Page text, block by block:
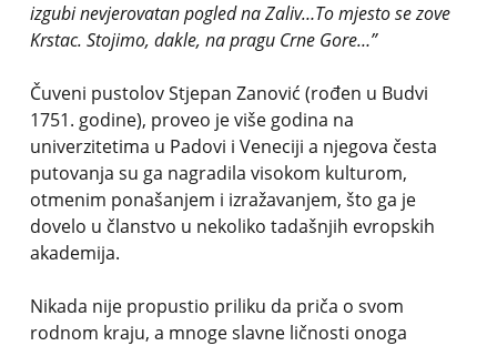
izgubi nevjerovatan pogled na Zaliv…To mjesto se zove
Krstac. Stojimo, dakle, na pragu Crne Gore…”
Čuveni pustolov Stjepan Zanović (rođen u Budvi
1751. godine), proveo je više godina na
univerzitetima u Padovi i Veneciji a njegova česta
putovanja su ga nagradila visokom kulturom,
otmenim ponašanjem i izražavanjem, što ga je
dovelo u članstvo u nekoliko tadašnjih evropskih
akademija.
Nikada nije propustio priliku da priča o svom
rodnom kraju, a mnoge slavne ličnosti onoga